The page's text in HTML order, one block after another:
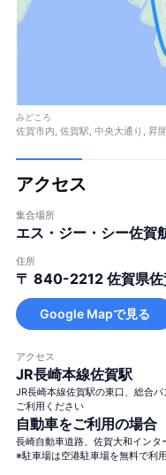
みどころ
佐賀市内, 佐賀駅, 中央大通り, 昇
アクセス
集合場所
エス・ジー・シー佐賀
住所
〒 840-2212 佐賀県
Google Mapで見る
アクセス
JR長崎本線佐賀駅
JR長崎本線佐賀駅の東口、総合
ご利用ください
自動車をご利用の場合
長崎自動車道路、佐賀大和イン
※駐車場は空港駐車場を無料で利